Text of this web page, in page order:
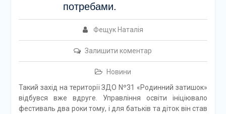
потребами.
Фещук Наталія
Залишити коментар
Новини
Такий захід на території ЗДО Nº31 «Родинний затишок»
відбувся вже вдруге. Управління освіти ініціювало
фестиваль два роки тому, і для батьків та діток він став